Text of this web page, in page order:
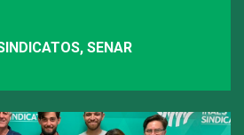
SENAR